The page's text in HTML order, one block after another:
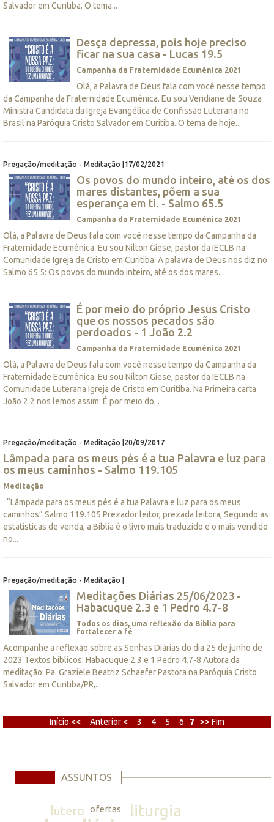
Salvador em Curitiba. O tema...
Desça depressa, pois hoje preciso
ficar na sua casa - Lucas 19.5
Campanha da Fraternidade Ecumênica 2021
Olá, a Palavra de Deus fala com você nesse tempo
da Campanha da Fraternidade Ecumênica. Eu sou Veridiane de Souza
Ministra Candidata da Igreja Evangélica de Confissão Luterana no
Brasil na Paróquia Cristo Salvador em Curitiba. O tema de hoje...
Pregação/meditação - Meditação |17/02/2021
Os povos do mundo inteiro, até os dos
mares distantes, põem a sua
esperança em ti. - Salmo 65.5
Campanha da Fraternidade Ecumênica 2021
Olá, a Palavra de Deus fala com você nesse tempo da Campanha da
Fraternidade Ecumênica. Eu sou Nilton Giese, pastor da IECLB na
Comunidade Igreja de Cristo em Curitiba. A palavra de Deus nos diz no
Salmo 65.5: Os povos do mundo inteiro, até os dos mares...
É por meio do próprio Jesus Cristo
que os nossos pecados são
perdoados - 1 João 2.2
Campanha da Fraternidade Ecumênica 2021
Olá, a Palavra de Deus fala com você nesse tempo da Campanha da
Fraternidade Ecumênica. Eu sou Nilton Giese, pastor da IECLB na
Comunidade Luterana Igreja de Cristo em Curitiba. Na Primeira carta
João 2.2 nos lemos assim: É por meio do...
Pregação/meditação - Meditação |20/09/2017
Lâmpada para os meus pés é a tua Palavra e luz para
os meus caminhos - Salmo 119.105
Meditação
“Lâmpada para os meus pés é a tua Palavra e luz para os meus
caminhos” Salmo 119.105 Prezador leitor, prezada leitora, Segundo as
estatísticas de venda, a Bíblia é o livro mais traduzido e o mais vendido
no...
Pregação/meditação - Meditação |
Meditações Diárias 25/06/2023 -
Habacuque 2.3 e 1 Pedro 4.7-8
Todos os dias, uma reflexão da Bíblia para
fortalecer a fé
Acompanhe a reflexão sobre as Senhas Diárias do dia 25 de junho de
2023 Textos bíblicos: Habacuque 2.3 e 1 Pedro 4.7-8 Autora da
meditação: Pa. Graziele Beatriz Schaefer Pastora na Paróquia Cristo
Salvador em Curitiba/PR,...
Início << Anterior < 3 4 5 6 7 >> Fim
ASSUNTOS
lutero ofertas liturgia